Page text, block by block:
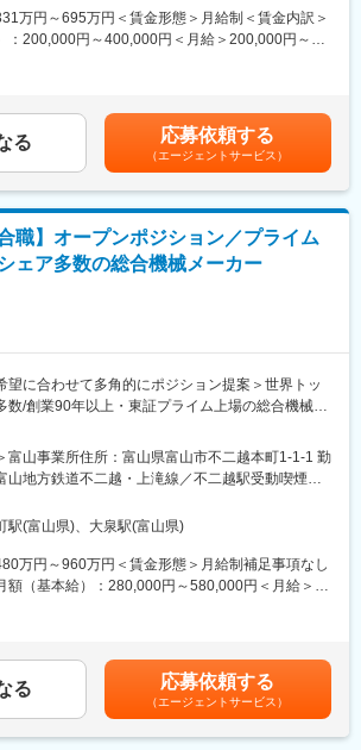
もご安心ください。
のでワークライフバランスを保つことができま
まったうえでの夜間対応や休日出勤は稀に発生し
っては直行直帰も可能です。
備や排水処理設備の消耗品交換、メンテナンス、
おける施工管理業務をお任せします。現場作業の
支えるやりがい、チームで目標達成する達成感、
門知識や現場力を高められる点が大きな魅力で
ム制や完全週休2日制、充実した福利厚生により、
ークライフバランスを重視した職場です。
ゆる産業を支える水インフラトップクラス企業！
処理で水と環境に関する課題をトータルで解決す
業です。
処理・設備のメンテナンスまで総合的に事業を展
内では唯一のビジネス構成となっている点が強み
件・売上高は直近3年で約135％成長の38億円越
す。
見込まれる半導体を中心に電子産業向けのソリュ
中核としながらも、化学・食品・飲料・パルプな
国、欧米、ASEANなど海外でもグローバルに展開
規事業創出や各地域に合わせたCSV事業（節水・
、廃棄物の資源化などに貢献する製品・技術・ビ
の創出にも注力しており、積極投資も行っていく
万円～695万円＜賃金形態＞月給制＜賃金内訳＞
：200,000円～400,000円＜月給＞200,000円～
手当・現場施工管理手当賃金はあくまでも目安の
考を通じて上下する可能性があります。月給(月額)
めた表記です。
る 応募依頼する
（エージェントサービス）
職】オープンポジション／プライム
ェア多数の総合機械メーカー
望に合わせて多角的にポジション提案＞世界トッ
数/創業90年以上・東証プライム上場の総合機械メ
ポジションです。当社の求人から、個々の経験や
多角的にポジション提案を行います。
どういうポジションであれば活かしていけるのか
製品や事業にご興味をお持ちの方は、ぜひご応募
システム開発
具・ロボット）
富山事業所住所：富山県富山市不二越本町1-1-1 勤
山地方鉄道不二越・上滝線／不二越駅受動喫煙対
可能場所あり変更の範囲：会社の定める事業所
駅(富山県)、大泉駅(富山県)
万円～960万円＜賃金形態＞月給制補足事項なし
額（基本給）：280,000円～580,000円＜月給＞
までも目安の金額であり、選考を通じて上下する
す。月給(月額)は固定手当を含めた表記です。
る 応募依頼する
（エージェントサービス）